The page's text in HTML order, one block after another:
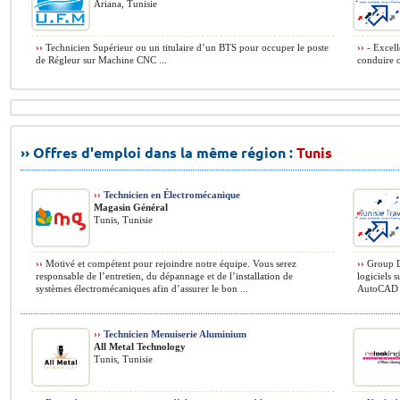
Ariana, Tunisie
›› Technicien Supérieur ou un titulaire d’un BTS pour occuper le poste
de Régleur sur Machine CNC ...
›› -
conduire
›› Offres d'emploi dans la même région :Tunis
›› Technicien en Électromécanique
Magasin Général
Tunis, Tunisie
›› Motivé et compétent pour rejoindre notre équipe. Vous serez
responsable de l’entretien, du dépannage et de l’installation de
systèmes électromécaniques afin d’assurer le bon ...
›› Group
logiciels
AutoCAD
›› Technicien Menuiserie Aluminium
All Metal Technology
Tunis, Tunisie